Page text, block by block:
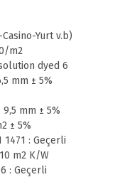
Yurt v.b)
m2
dyed 6
mm ± 5%
mm ± 5%
± 5%
1471 : Geçerli
m2 K/W
: Geçerli